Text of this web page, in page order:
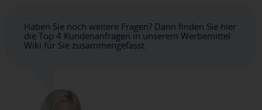
Haben Sie noch weitere Fragen? Dann finden Sie hier
die Top 4 Kundenanfragen in unserem Werbemittel
Wiki für Sie zusammengefasst.